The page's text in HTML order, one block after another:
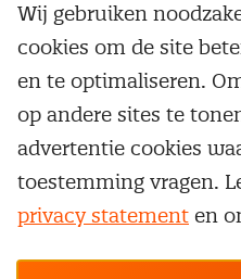
Service & contact
Over inkoop
Netwerk en communities
Aanmelden nieuwsbrief
Word lid van Nevi
Populaire thema's
Aanbesteden
Contractmanagement
Kostenmanagement
Onderhandelen
Supply management
Opleidingen en
Trainingen
Opleidingen
Maatwerk
Cookievoorkeuren
Wij gebruiken
cookies om de site
en te optimaliseren.
op andere sites te
advertentie cookies
toestemming vragen.
privacy statement en